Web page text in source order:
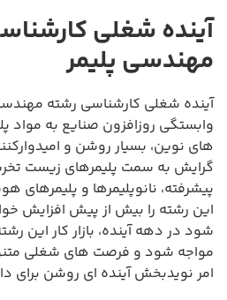
آینده شغلی
مهندسی پلیمر
آینده شغلی کارشناسی رشته
وابستگی روزافزون صنایع به مواد
های نوین، بسیار روشن و
گرایش به سمت پلیمرهای زیست
پیشرفته، نانوپلیمرها و پلیمرهای
این رشته را بیش از پیش افزایش
شود در دهه آینده، بازار کار این
مواجه شود و فرصت های شغلی
امر نویدبخش آینده ای روشن برای